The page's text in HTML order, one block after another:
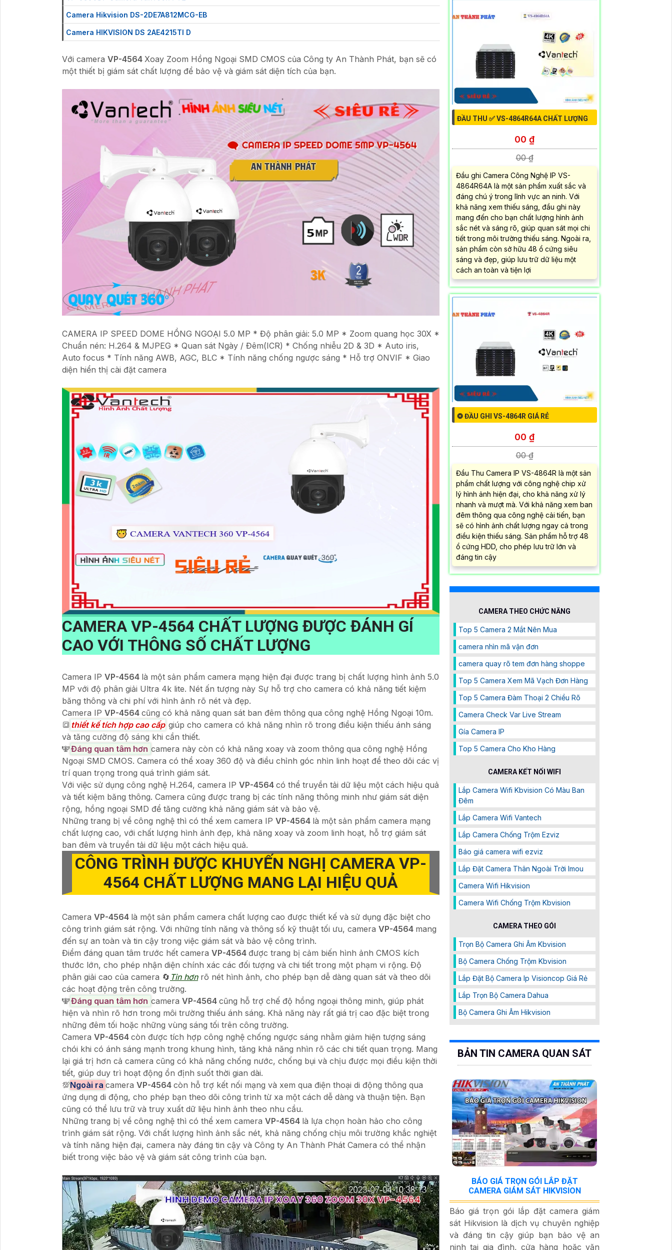
Camera Hikvision DS-2DE7A812MCG-EB
Camera HIKVISION DS 2AE4215TI D
Với camera VP-4564 Xoay Zoom Hồng Ngoại SMD CMOS của Công ty An Thành Phát, bạn sẽ có
một thiết bị giám sát chất lượng để bảo vệ và giám sát diện tích của bạn.
CAMERA IP SPEED DOME HỒNG NGOẠI 5.0 MP * Độ phân giải: 5.0 MP * Zoom quang học 30X *
Chuẩn nén: H.264 & MJPEG * Quan sát Ngày / Đêm(ICR) * Chống nhiễu 2D & 3D * Auto iris,
Auto focus * Tính năng AWB, AGC, BLC * Tính năng chống ngược sáng * Hỗ trợ ONVIF * Giao
diện hiển thị cài đặt camera
CAMERA VP-4564 CHẤT LƯỢNG ĐƯỢC ĐÁNH GÍ
CAO VỚI THÔNG SỐ CHẤT LƯỢNG
Camera IP VP-4564 là một sản phẩm camera mạng hiện đại được trang bị chất lượng hình ảnh 5.0
MP với độ phân giải Ultra 4k lite. Nét ấn tượng này Sự hỗ trợ cho camera có khả năng tiết kiệm
băng thông và chi phí với hình ảnh rõ nét và đẹp.
Camera IP VP-4564 cũng có khả năng quan sát ban đêm thông qua công nghệ Hồng Ngoại 10m.
🔳 thiết kế tích hợp cao cấp giúp cho camera có khả năng nhìn rõ trong điều kiện thiếu ánh sáng
và tăng cường độ sáng khi cần thiết.
🕎Đáng quan tâm hơn camera này còn có khả năng xoay và zoom thông qua công nghệ Hồng
Ngoại SMD CMOS. Camera có thể xoay 360 độ và điều chỉnh góc nhìn linh hoạt để theo dõi các vị
trí quan trọng trong quá trình giám sát.
Với việc sử dụng công nghệ H.264, camera IP VP-4564 có thể truyền tải dữ liệu một cách hiệu quả
và tiết kiệm băng thông. Camera cũng được trang bị các tính năng thông minh như giám sát diện
rộng, hồng ngoại SMD để tăng cường khả năng giám sát và bảo vệ.
Những trang bị về công nghệ thì có thể xem camera IP VP-4564 là một sản phẩm camera mạng
chất lượng cao, với chất lượng hình ảnh đẹp, khả năng xoay và zoom linh hoạt, hỗ trợ giám sát
ban đêm và truyền tải dữ liệu một cách hiệu quả.
CÔNG TRÌNH ĐƯỢC KHUYẾN NGHỊ CAMERA VP-
4564 CHẤT LƯỢNG MANG LẠI HIỆU QUẢ
Camera VP-4564 là một sản phẩm camera chất lượng cao được thiết kế và sử dụng đặc biệt cho
công trình giám sát rộng. Với những tính năng và thông số kỹ thuật tối ưu, camera VP-4564 mang
đến sự an toàn và tin cậy trong việc giám sát và bảo vệ công trình.
Điểm đáng quan tâm trước hết camera VP-4564 được trang bị cảm biến hình ảnh CMOS kích
thước lớn, cho phép nhận diện chính xác các đối tượng và chi tiết trong một phạm vi rộng. Độ
phân giải cao của camera 🔄 Tin hơnrõ nét hình ảnh, cho phép bạn dễ dàng quan sát và theo dõi
các hoạt động trên công trường.
🕎Đáng quan tâm hơn camera VP-4564 cũng hỗ trợ chế độ hồng ngoại thông minh, giúp phát
hiện và nhìn rõ hơn trong môi trường thiếu ánh sáng. Khả năng này rất giá trị cao đặc biệt trong
những đêm tối hoặc những vùng sáng tối trên công trường.
Camera VP-4564 còn được tích hợp công nghệ chống ngược sáng nhằm giảm hiện tượng sáng
chói khi có ánh sáng mạnh trong khung hình, tăng khả năng nhìn rõ các chi tiết quan trọng. Mang
lại giá trị hơn cả camera cũng có khả năng chống nước, chống bụi và chịu được mọi điều kiện thời
tiết, giúp duy trì hoạt động ổn định suốt thời gian dài.
💯Ngoài ra camera VP-4564 còn hỗ trợ kết nối mạng và xem qua điện thoại di động thông qua
ứng dụng di động, cho phép bạn theo dõi công trình từ xa một cách dễ dàng và thuận tiện. Bạn
cũng có thể lưu trữ và truy xuất dữ liệu hình ảnh theo nhu cầu.
Những trang bị về công nghệ thì có thể xem camera VP-4564 là lựa chọn hoàn hảo cho công
trình giám sát rộng. Với chất lượng hình ảnh sắc nét, khả năng chống chịu môi trường khắc nghiệt
và tính năng hiện đại, camera này đáng tin cậy và Công ty An Thành Phát Camera có thể nhận
biết trong việc bảo vệ và giám sát công trình của bạn.
ĐẦU THU ✅ VS-4864R64A CHẤT LƯỢNG
00 ₫
00 ₫
Đầu ghi Camera Công Nghệ IP VS-
4864R64A là một sản phẩm xuất sắc và
đáng chú ý trong lĩnh vực an ninh. Với
khả năng xem thiếu sáng, đầu ghi này
mang đến cho bạn chất lượng hình ảnh
sắc nét và sáng rõ, giúp quan sát mọi chi
tiết trong môi trường thiếu sáng. Ngoài ra,
sản phẩm còn sở hữu 48 ổ cứng siêu
sáng và đẹp, giúp lưu trữ dữ liệu một
cách an toàn và tiện lợi
❂ ĐẦU GHI VS-4864R GIÁ RẺ
00 ₫
00 ₫
Đầu Thu Camera IP VS-4864R là một sản
phẩm chất lượng với công nghệ chip xử
lý hình ảnh hiện đại, cho khả năng xử lý
nhanh và mượt mà. Với khả năng xem ban
đêm thông qua công nghệ cải tiến, bạn
sẽ có hình ảnh chất lượng ngay cả trong
điều kiện thiếu sáng. Sản phẩm hỗ trợ 48
ổ cứng HDD, cho phép lưu trữ lớn và
đáng tin cậy
CAMERA THEO CHỨC NĂNG
Top 5 Camera 2 Mắt Nên Mua
camera nhìn mã vận đơn
camera quay rõ tem đơn hàng shoppe
Top 5 Camera Xem Mã Vạch Đơn Hàng
Top 5 Camera Đàm Thoại 2 Chiều Rõ
Camera Check Var Live Stream
Gía Camera IP
Top 5 Camera Cho Kho Hàng
CAMERA KẾT NỐI WIFI
Lắp Camera Wifi Kbvision Có Màu Ban
Đêm
Lắp Camera Wifi Vantech
Lắp Camera Chống Trộm Ezviz
Báo giá camera wifi ezviz
Lắp Đặt Camera Thân Ngoài Trời Imou
Camera Wifi Hikvision
Camera Wifi Chống Trộm Kbvision
CAMERA THEO GÓI
Trọn Bộ Camera Ghi Âm Kbvision
Bộ Camera Chống Trộm Kbvision
Lắp Đặt Bộ Camera Ip Visioncop Giá Rẻ
Lắp Trọn Bộ Camera Dahua
Bộ Camera Ghi Âm Hikvision
BẢN TIN CAMERA QUAN SÁT
BÁO GIÁ TRỌN GÓI LẮP ĐẶT
CAMERA GIÁM SÁT HIKVISION
Báo giá trọn gói lắp đặt camera giám
sát Hikvision là dịch vụ chuyên nghiệp
và đáng tin cậy giúp bạn bảo vệ an
ninh tại gia đình, cửa hàng hoặc văn